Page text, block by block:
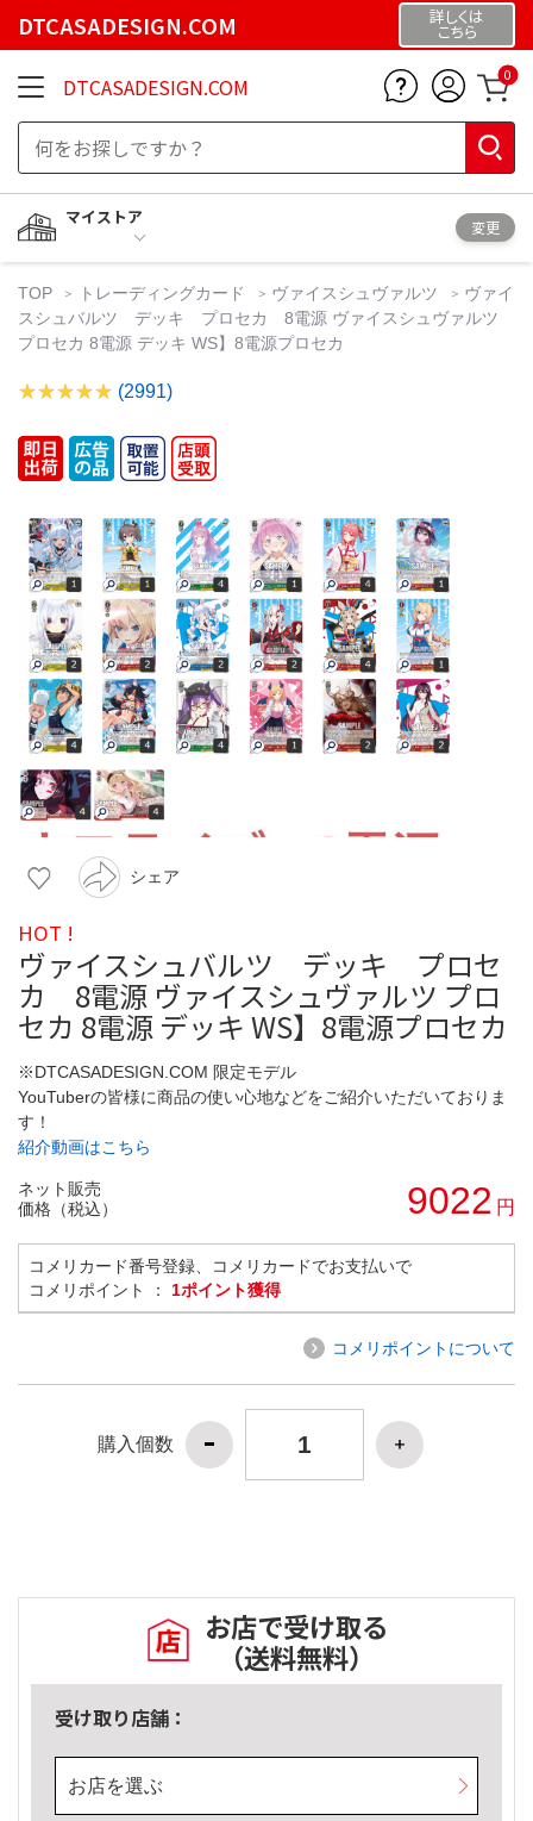
DTCASADESIGN.COM 詳しくは
こちら
DTCASADESIGN.COM 0
マイストア
変更
TOP トレーディングカード ヴァイスシュヴァルツ
ヴァイ
スシュバルツ デッキ プロセカ 8電源 ヴァイスシュヴァルツ
プロセカ 8電源 デッキ WS】8電源プロセカ
(2991)
シェア
HOT !
ヴァイスシュバルツ デッキ プロセ
カ 8電源 ヴァイスシュヴァルツ プロ
セカ 8電源 デッキ WS】8電源プロセカ
※DTCASADESIGN.COM 限定モデル
YouTuberの皆様に商品の使い心地などをご紹介いただいておりま
す！
紹介動画はこちら
ネット販売
価格（税込）
9022 円
コメリカード番号登録、コメリカードでお支払いで
コメリポイント ： 1ポイント獲得
コメリポイントについて
購入個数
お店で受け取る
（送料無料）
受け取り店舗：
お店を選ぶ